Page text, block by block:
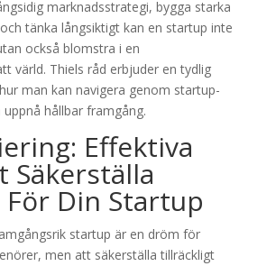
marknadsstrategi, bygga starka
tänka långsiktigt kan en startup inte
också blomstra i en
värld. Thiels råd erbjuder en tydlig
man kan navigera genom startup-
hållbar framgång.
Effektiva
Säkerställa
För Din Startup
startup är en dröm för
men att säkerställa tillräckligt